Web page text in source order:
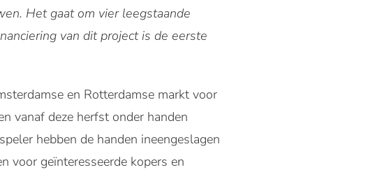
Het gaat om vier leegstaande
van dit project is de eerste
en Rotterdamse markt voor
vanaf deze herfst onder handen
hebben de handen ineengeslagen
voor geïnteresseerde kopers en